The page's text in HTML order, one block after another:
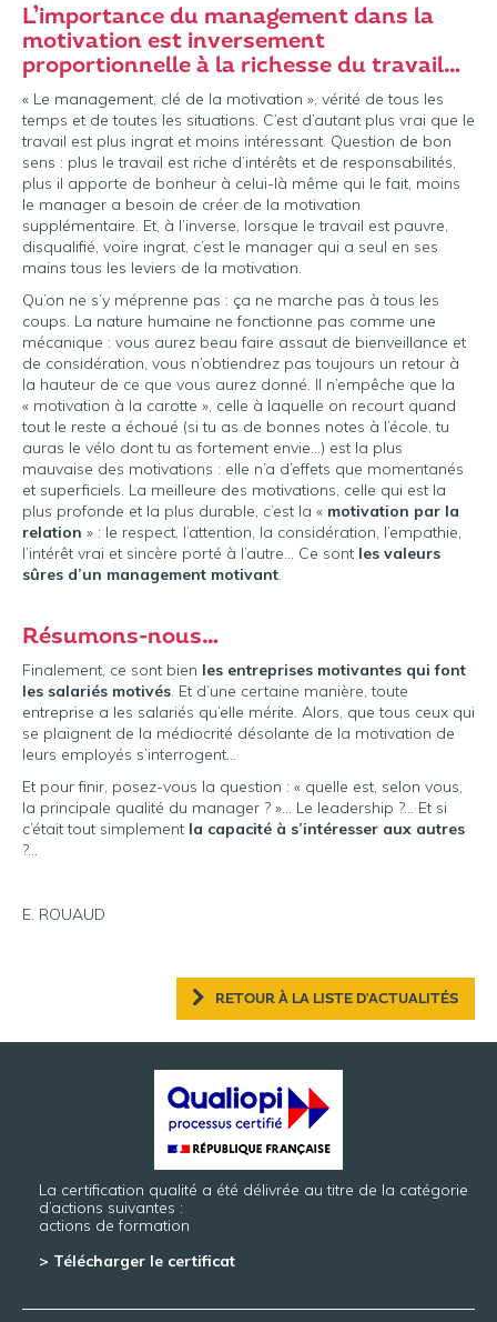
L’importance du management dans la
motivation est inversement
proportionnelle à la richesse du travail…
« Le management, clé de la motivation », vérité de tous les
temps et de toutes les situations. C’est d’autant plus vrai que le
travail est plus ingrat et moins intéressant. Question de bon
sens : plus le travail est riche d’intérêts et de responsabilités,
plus il apporte de bonheur à celui-là même qui le fait, moins
le manager a besoin de créer de la motivation
supplémentaire. Et, à l’inverse, lorsque le travail est pauvre,
disqualifié, voire ingrat, c’est le manager qui a seul en ses
mains tous les leviers de la motivation.
Qu’on ne s’y méprenne pas : ça ne marche pas à tous les
coups. La nature humaine ne fonctionne pas comme une
mécanique : vous aurez beau faire assaut de bienveillance et
de considération, vous n’obtiendrez pas toujours un retour à
la hauteur de ce que vous aurez donné. Il n’empêche que la
« motivation à la carotte », celle à laquelle on recourt quand
tout le reste a échoué (si tu as de bonnes notes à l’école, tu
auras le vélo dont tu as fortement envie…) est la plus
mauvaise des motivations : elle n’a d’effets que momentanés
et superficiels. La meilleure des motivations, celle qui est la
plus profonde et la plus durable, c’est la « motivation par la
relation » : le respect, l’attention, la considération, l’empathie,
l’intérêt vrai et sincère porté à l’autre… Ce sont les valeurs
sûres d’un management motivant.
Résumons-nous…
Finalement, ce sont bien les entreprises motivantes qui font
les salariés motivés. Et d’une certaine manière, toute
entreprise a les salariés qu’elle mérite. Alors, que tous ceux qui
se plaignent de la médiocrité désolante de la motivation de
leurs employés s’interrogent…
Et pour finir, posez-vous la question : « quelle est, selon vous,
la principale qualité du manager ? »… Le leadership ?… Et si
c’était tout simplement la capacité à s’intéresser aux autres
?…
E. ROUAUD
RETOUR À LA LISTE D'ACTUALITÉS
La certification qualité a été délivrée au titre de la catégorie
d’actions suivantes :
actions de formation
> Télécharger le certificat